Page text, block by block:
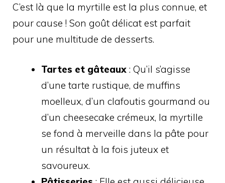
C’est là que la myrtille est la plus connue, et
pour cause ! Son goût délicat est parfait
pour une multitude de desserts.
Tartes et gâteaux : Qu’il s’agisse
d’une tarte rustique, de muffins
moelleux, d’un clafoutis gourmand ou
d’un cheesecake crémeux, la myrtille
se fond à merveille dans la pâte pour
un résultat à la fois juteux et
savoureux.